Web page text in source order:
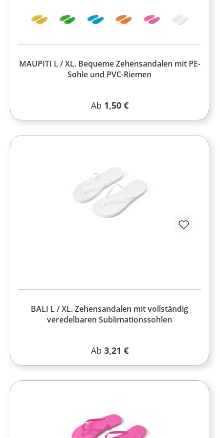
MAUPITI L / XL. Bequeme Zehensandalen mit PE-
Sohle und PVC-Riemen
Regulärer Preis:
Ab 1,50 €
BALI L / XL. Zehensandalen mit vollständig
veredelbaren Sublimationssohlen
Regulärer Preis:
Ab 3,21 €